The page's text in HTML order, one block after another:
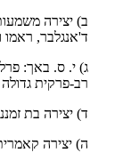
ב) יצירה
ד'אנגלבר, ראמו
ג) י. ס. באך:
רב-פרקית גדולה
ד) יצירה בת
ה) יצירה